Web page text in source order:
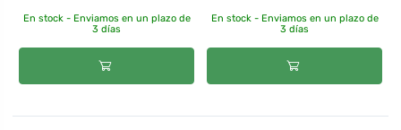
En stock - Enviamos en un plazo de
3 días
En stock - Enviamos en un plazo de
3 días